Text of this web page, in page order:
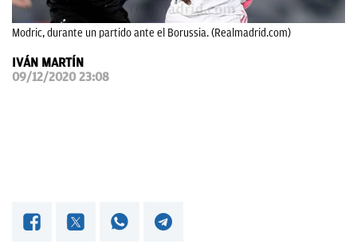
Modric, durante un partido ante el Borussia. (Realmadrid.com)
IVÁN MARTÍN
09/12/2020 23:08